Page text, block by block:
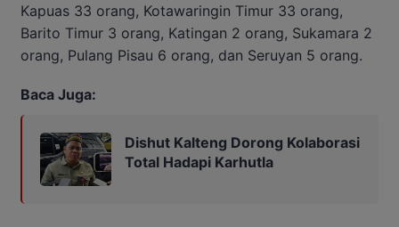
Kapuas 33 orang, Kotawaringin Timur 33 orang,
Barito Timur 3 orang, Katingan 2 orang, Sukamara 2
orang, Pulang Pisau 6 orang, dan Seruyan 5 orang.
Baca Juga:
Dishut Kalteng Dorong Kolaborasi
Total Hadapi Karhutla